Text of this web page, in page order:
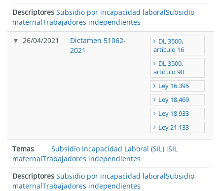
Descriptores Subsidio por incapacidad laboralSubsidio
maternalTrabajadores independientes
26/04/2021
Dictamen 51062-
2021
DL 3500,
artículo 16
DL 3500,
artículo 90
Ley 16.395
Ley 18.469
Ley 18.933
Ley 21.133
Temas Subsidio Incapacidad Laboral (SIL) :SIL
maternalTrabajadores independientes
Descriptores Subsidio por incapacidad laboralSubsidio
maternalTrabajadores independientes